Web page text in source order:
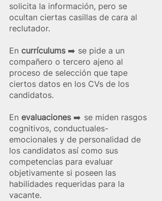
solicita la información, pero se
ocultan ciertas casillas de cara al
reclutador.
En currículums ➡️ se pide a un
compañero o tercero ajeno al
proceso de selección que tape
ciertos datos en los CVs de los
candidatos.
En evaluaciones ➡️  se miden rasgos
cognitivos, conductuales-
emocionales y de personalidad de
los candidatos así como sus
competencias para evaluar
objetivamente si poseen las
habilidades requeridas para la
vacante.